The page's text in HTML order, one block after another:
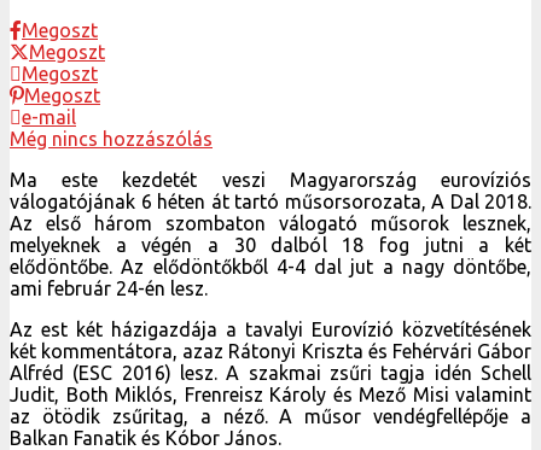
Megoszt
Megoszt
Megoszt
Megoszt
e-mail
Még nincs hozzászólás
Ma este kezdetét veszi Magyarország eurovíziós
válogatójának 6 héten át tartó műsorsorozata, A Dal 2018.
Az első három szombaton válogató műsorok lesznek,
melyeknek a végén a 30 dalból 18 fog jutni a két
elődöntőbe. Az elődöntőkből 4-4 dal jut a nagy döntőbe,
ami február 24-én lesz.
Az est két házigazdája a tavalyi Eurovízió közvetítésének
két kommentátora, azaz Rátonyi Kriszta és Fehérvári Gábor
Alfréd (ESC 2016) lesz. A szakmai zsűri tagja idén Schell
Judit, Both Miklós, Frenreisz Károly és Mező Misi valamint
az ötödik zsűritag, a néző. A műsor vendégfellépője a
Balkan Fanatik és Kóbor János.